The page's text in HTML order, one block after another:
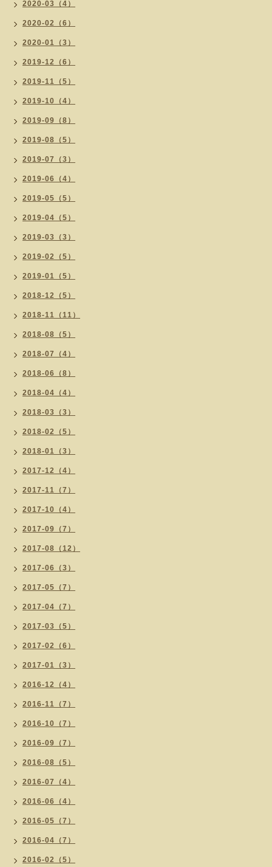
2020-03（4）
2020-02（6）
2020-01（3）
2019-12（6）
2019-11（5）
2019-10（4）
2019-09（8）
2019-08（5）
2019-07（3）
2019-06（4）
2019-05（5）
2019-04（5）
2019-03（3）
2019-02（5）
2019-01（5）
2018-12（5）
2018-11（11）
2018-08（5）
2018-07（4）
2018-06（8）
2018-04（4）
2018-03（3）
2018-02（5）
2018-01（3）
2017-12（4）
2017-11（7）
2017-10（4）
2017-09（7）
2017-08（12）
2017-06（3）
2017-05（7）
2017-04（7）
2017-03（5）
2017-02（6）
2017-01（3）
2016-12（4）
2016-11（7）
2016-10（7）
2016-09（7）
2016-08（5）
2016-07（4）
2016-06（4）
2016-05（7）
2016-04（7）
2016-02（5）